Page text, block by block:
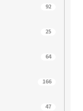
92
25
64
166
47